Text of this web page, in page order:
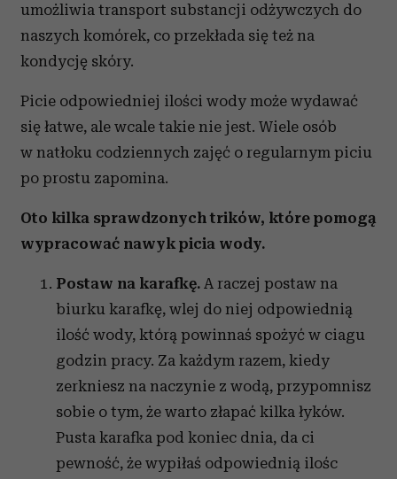
umożliwia transport substancji odżywczych do
naszych komórek, co przekłada się też na
kondycję skóry.
Picie odpowiedniej ilości wody może wydawać
się łatwe, ale wcale takie nie jest. Wiele osób
w natłoku codziennych zajęć o regularnym piciu
po prostu zapomina.
Oto kilka sprawdzonych trików, które pomogą
wypracować nawyk picia wody.
Postaw na karafkę. A raczej postaw na
biurku karafkę, wlej do niej odpowiednią
ilość wody, którą powinnaś spożyć w ciagu
godzin pracy. Za każdym razem, kiedy
zerkniesz na naczynie z wodą, przypomnisz
sobie o tym, że warto złapać kilka łyków.
Pusta karafka pod koniec dnia, da ci
pewność, że wypiłaś odpowiednią ilośc